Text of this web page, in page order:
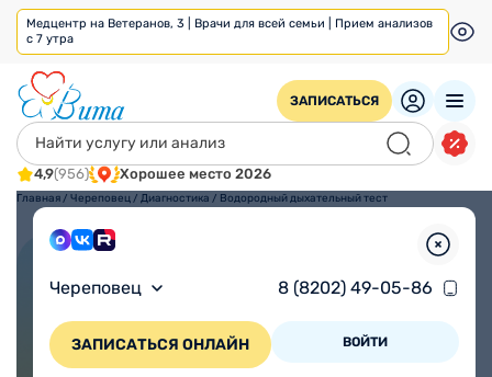
Медцентр на Ветеранов, 3 | Врачи для всей семьи | Прием анализов
с 7 утра
ЗАПИСАТЬСЯ
4,9(956) Хорошее место 2026
Череповец 8 (8202) 49-05-86
ЗАПИСАТЬСЯ ОНЛАЙН ВОЙТИ
Главная / Череповец / Диагностика / Водородный дыхательный тест
тест